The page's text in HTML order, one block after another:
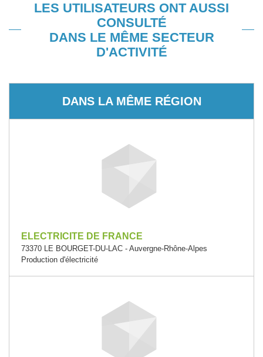
LES UTILISATEURS ONT AUSSI
CONSULTÉ
DANS LE MÊME SECTEUR
D'ACTIVITÉ
DANS LA MÊME RÉGION
ELECTRICITE DE FRANCE
73370 LE BOURGET-DU-LAC - Auvergne-Rhône-Alpes
Production d'électricité